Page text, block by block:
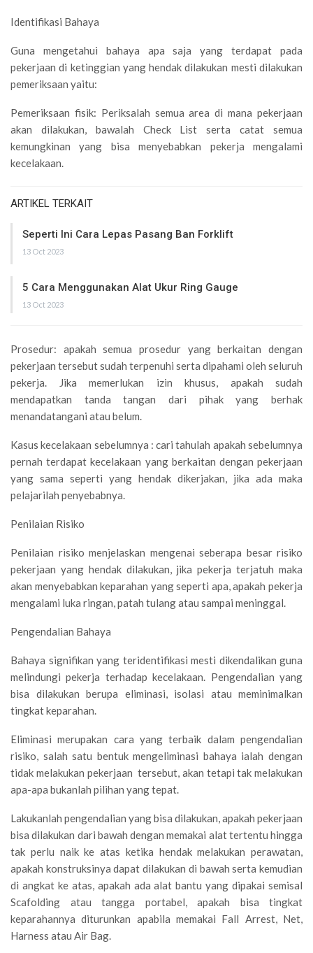
Identifikasi Bahaya
Guna mengetahui bahaya apa saja yang terdapat pada
pekerjaan di ketinggian yang hendak dilakukan mesti dilakukan
pemeriksaan yaitu:
Pemeriksaan fisik: Periksalah semua area di mana pekerjaan
akan dilakukan, bawalah Check List serta catat semua
kemungkinan yang bisa menyebabkan pekerja mengalami
kecelakaan.
ARTIKEL TERKAIT
Seperti Ini Cara Lepas Pasang Ban Forklift
13 Oct 2023
5 Cara Menggunakan Alat Ukur Ring Gauge
13 Oct 2023
Prosedur: apakah semua prosedur yang berkaitan dengan
pekerjaan tersebut sudah terpenuhi serta dipahami oleh seluruh
pekerja. Jika memerlukan izin khusus, apakah sudah
mendapatkan tanda tangan dari pihak yang berhak
menandatangani atau belum.
Kasus kecelakaan sebelumnya : cari tahulah apakah sebelumnya
pernah terdapat kecelakaan yang berkaitan dengan pekerjaan
yang sama seperti yang hendak dikerjakan, jika ada maka
pelajarilah penyebabnya.
Penilaian Risiko
Penilaian risiko menjelaskan mengenai seberapa besar risiko
pekerjaan yang hendak dilakukan, jika pekerja terjatuh maka
akan menyebabkan keparahan yang seperti apa, apakah pekerja
mengalami luka ringan, patah tulang atau sampai meninggal.
Pengendalian Bahaya
Bahaya signifikan yang teridentifikasi mesti dikendalikan guna
melindungi pekerja terhadap kecelakaan. Pengendalian yang
bisa dilakukan berupa eliminasi, isolasi atau meminimalkan
tingkat keparahan.
Eliminasi merupakan cara yang terbaik dalam pengendalian
risiko, salah satu bentuk mengeliminasi bahaya ialah dengan
tidak melakukan pekerjaan tersebut, akan tetapi tak melakukan
apa-apa bukanlah pilihan yang tepat.
Lakukanlah pengendalian yang bisa dilakukan, apakah pekerjaan
bisa dilakukan dari bawah dengan memakai alat tertentu hingga
tak perlu naik ke atas ketika hendak melakukan perawatan,
apakah konstruksinya dapat dilakukan di bawah serta kemudian
di angkat ke atas, apakah ada alat bantu yang dipakai semisal
Scafolding atau tangga portabel, apakah bisa tingkat
keparahannya diturunkan apabila memakai Fall Arrest, Net,
Harness atau Air Bag.